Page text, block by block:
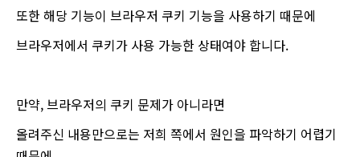
또한 해당 기능이 브라우저 쿠키 기능을 사용하기 때문에
브라우저에서 쿠키가 사용 가능한 상태여야 합니다.
만약, 브라우저의 쿠키 문제가 아니라면
올려주신 내용만으로는 저희 쪽에서 원인을 파악하기 어렵기